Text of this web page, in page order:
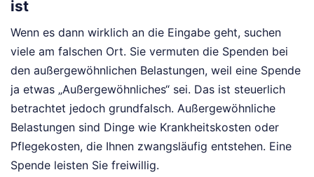
ist
Wenn es dann wirklich an die Eingabe geht, suchen
viele am falschen Ort. Sie vermuten die Spenden bei
den außergewöhnlichen Belastungen, weil eine Spende
ja etwas „Außergewöhnliches“ sei. Das ist steuerlich
betrachtet jedoch grundfalsch. Außergewöhnliche
Belastungen sind Dinge wie Krankheitskosten oder
Pflegekosten, die Ihnen zwangsläufig entstehen. Eine
Spende leisten Sie freiwillig.